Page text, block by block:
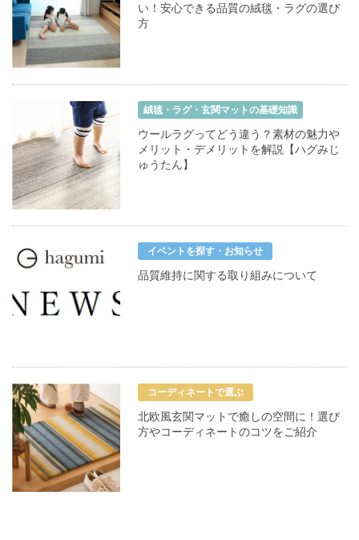
い！安心できる品質の絨毯・ラグの選び
方
絨毯・ラグ・玄関マットの基礎知識
ウールラグってどう違う？素材の魅力や
メリット・デメリットを解説【ハグみじ
ゅうたん】
イベントを探す・お知らせ
品質維持に関する取り組みについて
コーディネートで選ぶ
北欧風玄関マットで癒しの空間に！選び
方やコーディネートのコツをご紹介